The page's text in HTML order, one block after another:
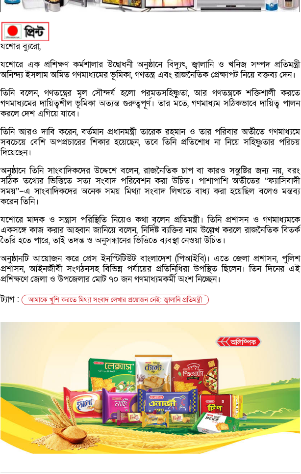
যশোর ব্যুরো,
যশোরে এক প্রশিক্ষণ কর্মশালার উদ্বোধনী অনুষ্ঠানে বিদ্যুৎ, জ্বালানি ও খনিজ সম্পদ প্রতিমন্ত্রী
অনিন্দ্য ইসলাম অমিতগণমাধ্যমের ভূমিকা, গণতন্ত্র এবং রাজনৈতিক প্রেক্ষাপট নিয়ে বক্তব্য দেন।
তিনি বলেন, গণতন্ত্রের মূল সৌন্দর্য হলো পরমতসহিষ্ণুতা, আর গণতন্ত্রকে শক্তিশালী করতে
গণমাধ্যমের দায়িত্বশীল ভূমিকা অত্যন্ত গুরুত্বপূর্ণ। তার মতে, গণমাধ্যম সঠিকভাবে দায়িত্ব পালন
করলে দেশ এগিয়ে যাবে।
তিনি আরও দাবি করেন, বর্তমান প্রধানমন্ত্রীতারেক রহমানও তার পরিবার অতীতে গণমাধ্যমে
সবচেয়ে বেশি অপপ্রচারের শিকার হয়েছেন, তবে তিনি প্রতিশোধ না নিয়ে সহিষ্ণুতার পরিচয়
দিয়েছেন।
অনুষ্ঠানে তিনি সাংবাদিকদের উদ্দেশে বলেন, রাজনৈতিক চাপ বা কারও সন্তুষ্টির জন্য নয়, বরং
সঠিক তথ্যের ভিত্তিতে সত্য সংবাদ পরিবেশন করা উচিত। পাশাপাশি অতীতের “ফ্যাসিবাদী
সময়”–এ সাংবাদিকদের অনেক সময় মিথ্যা সংবাদ লিখতে বাধ্য করা হয়েছিল বলেও মন্তব্য
করেন তিনি।
যশোরে মাদক ও সন্ত্রাস পরিস্থিতি নিয়েও কথা বলেন প্রতিমন্ত্রী। তিনি প্রশাসন ও গণমাধ্যমকে
একসঙ্গে কাজ করার আহ্বান জানিয়ে বলেন, নির্দিষ্ট ব্যক্তির নাম উল্লেখ করলে রাজনৈতিক বিতর্ক
তৈরি হতে পারে, তাই তদন্ত ও অনুসন্ধানের ভিত্তিতে ব্যবস্থা নেওয়া উচিত।
অনুষ্ঠানটি আয়োজন করে প্রেস ইনস্টিটিউট বাংলাদেশ(পিআইবি)। এতে জেলা প্রশাসন, পুলিশ
প্রশাসন, আইনজীবী সংগঠনসহ বিভিন্ন পর্যায়ের প্রতিনিধিরা উপস্থিত ছিলেন। তিন দিনের এই
প্রশিক্ষণে জেলা ও উপজেলার মোট ৭০ জন গণমাধ্যমকর্মী অংশ নিচ্ছেন।
ট্যাগ :
আমাকে খুশি করতে মিথ্যা সংবাদ লেখার প্রয়োজন নেই: জ্বালানি প্রতিমন্ত্রী